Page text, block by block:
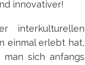
innovativer!
interkulturellen
einmal erlebt hat,
sich anfangs